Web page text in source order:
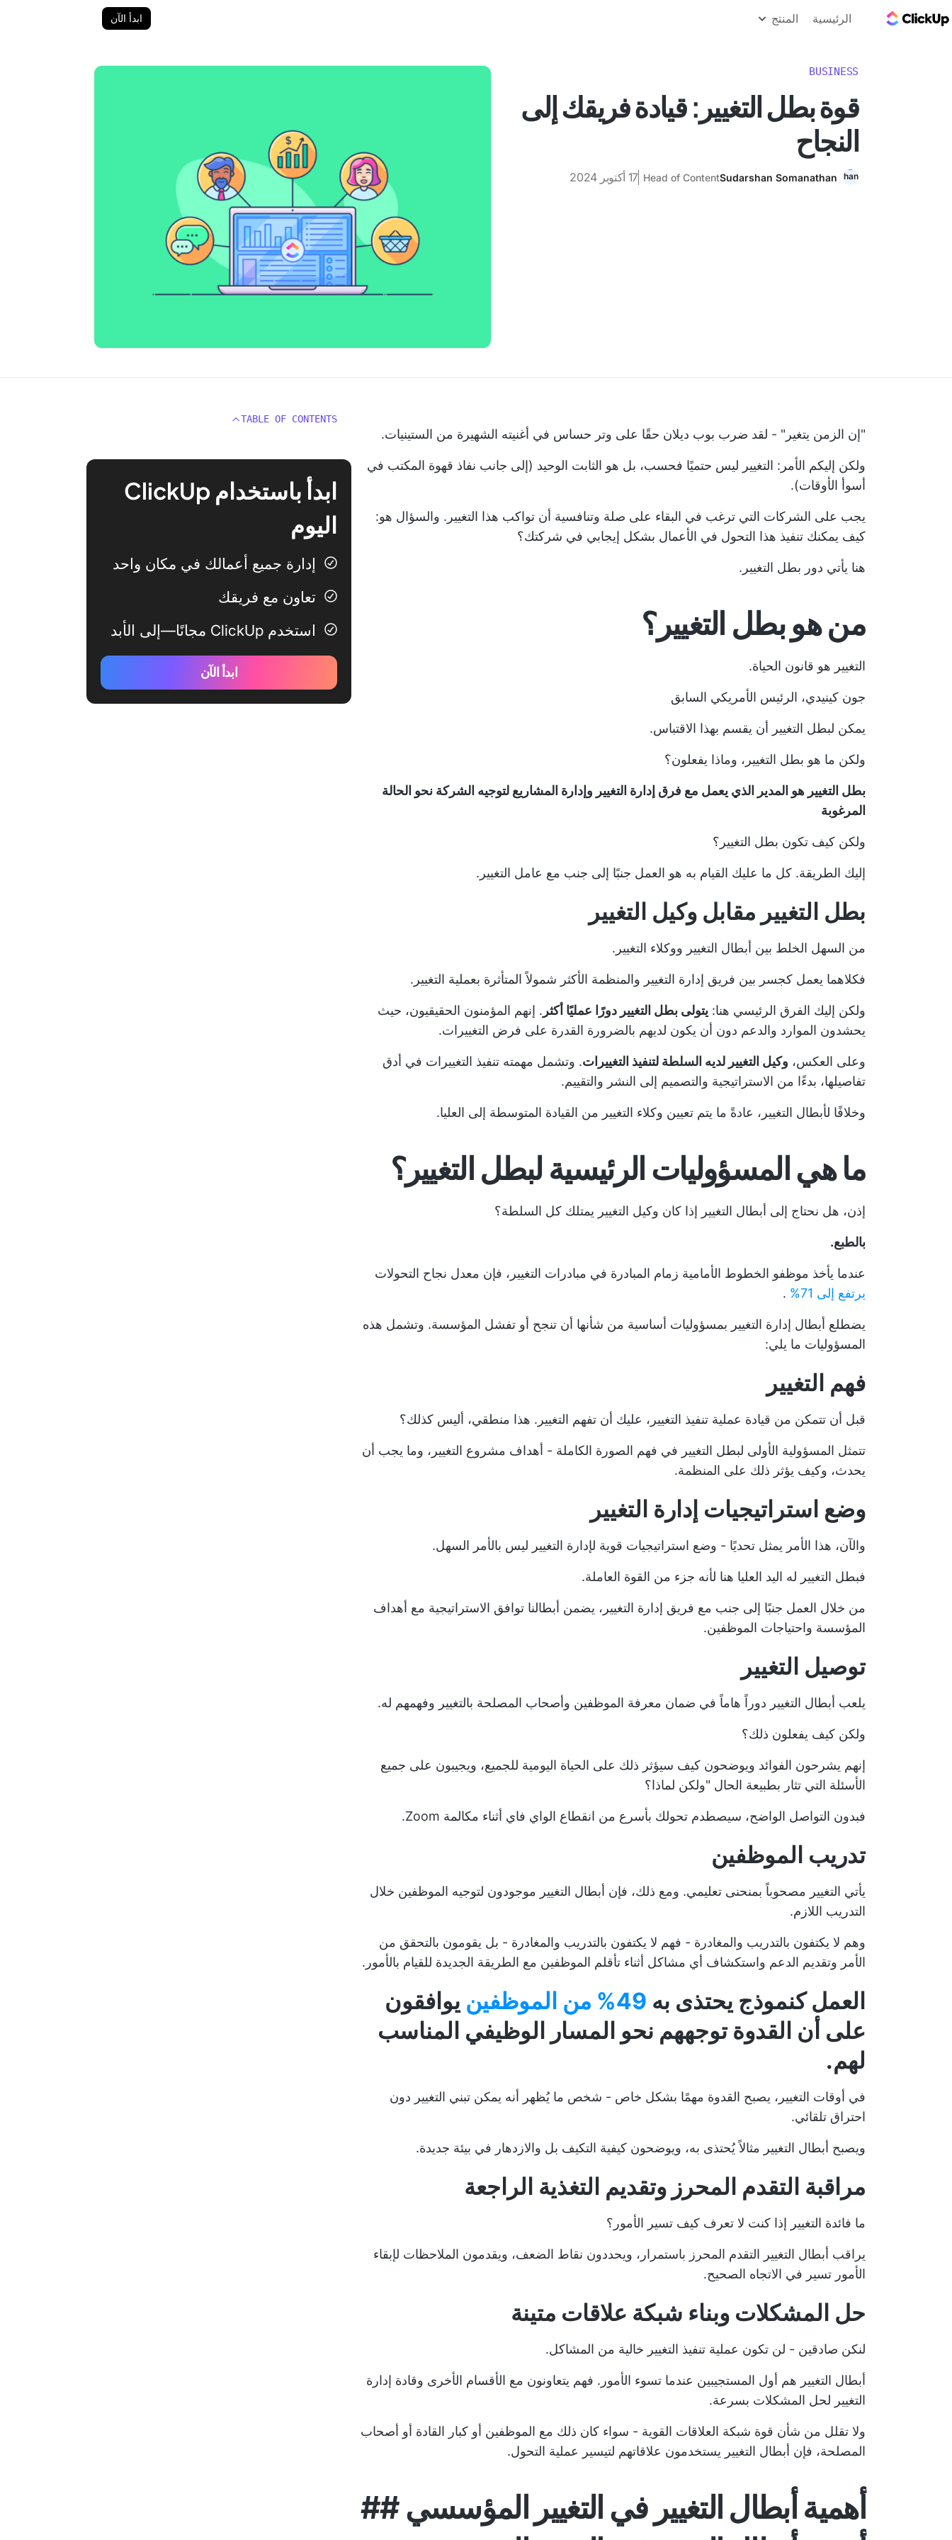
الرئيسية المنتج ابدأ الآن
BUSINESS
قوة بطل التغيير: قيادة فريقك إلى
النجاح
Sudarshan Somanathan
Head of Content 17 أكتوبر 2024
"إن الزمن يتغير" - لقد ضرب بوب ديلان حقًا على وتر حساس في أغنيته الشهيرة من الستينيات.
ولكن إليكم الأمر: التغيير ليس حتميًا فحسب، بل هو الثابت الوحيد (إلى جانب نفاذ قهوة المكتب في
أسوأ الأوقات).
يجب على الشركات التي ترغب في البقاء على صلة وتنافسية أن تواكب هذا التغيير. والسؤال هو:
كيف يمكنك تنفيذ هذا التحول في الأعمال بشكل إيجابي في شركتك؟
هنا يأتي دور بطل التغيير.
من هو بطل التغيير؟
التغيير هو قانون الحياة.
جون كينيدي، الرئيس الأمريكي السابق
يمكن لبطل التغيير أن يقسم بهذا الاقتباس.
ولكن ما هو بطل التغيير، وماذا يفعلون؟
بطل التغيير هو المدير الذي يعمل مع فرق إدارة التغيير وإدارة المشاريع لتوجيه الشركة نحو الحالة
المرغوبة
ولكن كيف تكون بطل التغيير؟
إليك الطريقة. كل ما عليك القيام به هو العمل جنبًا إلى جنب مع عامل التغيير.
بطل التغيير مقابل وكيل التغيير
من السهل الخلط بين أبطال التغيير ووكلاء التغيير.
فكلاهما يعمل كجسر بين فريق إدارة التغيير والمنظمة الأكثر شمولاً المتأثرة بعملية التغيير.
ولكن إليك الفرق الرئيسي هنا: يتولى بطل التغيير دورًا عمليًا أكثر . إنهم المؤمنون الحقيقيون، حيث
يحشدون الموارد والدعم دون أن يكون لديهم بالضرورة القدرة على فرض التغييرات.
وعلى العكس، وكيل التغيير لديه السلطة لتنفيذ التغييرات. وتشمل مهمته تنفيذ التغييرات في أدق
تفاصيلها، بدءًا من الاستراتيجية والتصميم إلى النشر والتقييم.
وخلافًا لأبطال التغيير، عادةً ما يتم تعيين وكلاء التغيير من القيادة المتوسطة إلى العليا.
ما هي المسؤوليات الرئيسية لبطل التغيير؟
إذن، هل نحتاج إلى أبطال التغيير إذا كان وكيل التغيير يمتلك كل السلطة؟
بالطبع.
عندما يأخذ موظفو الخطوط الأمامية زمام المبادرة في مبادرات التغيير، فإن معدل نجاح التحولات
يرتفع إلى 71%
.
يضطلع أبطال إدارة التغيير بمسؤوليات أساسية من شأنها أن تنجح أو تفشل المؤسسة. وتشمل هذه
المسؤوليات ما يلي:
فهم التغيير
قبل أن تتمكن من قيادة عملية تنفيذ التغيير، عليك أن تفهم التغيير. هذا منطقي، أليس كذلك؟
تتمثل المسؤولية الأولى لبطل التغيير في فهم الصورة الكاملة - أهداف مشروع التغيير، وما يجب أن
يحدث، وكيف يؤثر ذلك على المنظمة.
وضع استراتيجيات إدارة التغيير
والآن، هذا الأمر يمثل تحديًا - وضع استراتيجيات قوية لإدارة التغيير ليس بالأمر السهل.
فبطل التغيير له اليد العليا هنا لأنه جزء من القوة العاملة.
من خلال العمل جنبًا إلى جنب مع فريق إدارة التغيير، يضمن أبطالنا توافق الاستراتيجية مع أهداف
المؤسسة واحتياجات الموظفين.
توصيل التغيير
يلعب أبطال التغيير دوراً هاماً في ضمان معرفة الموظفين وأصحاب المصلحة بالتغيير وفهمهم له.
ولكن كيف يفعلون ذلك؟
إنهم يشرحون الفوائد ويوضحون كيف سيؤثر ذلك على الحياة اليومية للجميع، ويجيبون على جميع
الأسئلة التي تثار بطبيعة الحال "ولكن لماذا؟
فبدون التواصل الواضح، سيصطدم تحولك بأسرع من انقطاع الواي فاي أثناء مكالمة Zoom.
تدريب الموظفين
يأتي التغيير مصحوباً بمنحنى تعليمي. ومع ذلك، فإن أبطال التغيير موجودون لتوجيه الموظفين خلال
التدريب اللازم.
وهم لا يكتفون بالتدريب والمغادرة - فهم لا يكتفون بالتدريب والمغادرة - بل يقومون بالتحقق من
الأمر وتقديم الدعم واستكشاف أي مشاكل أثناء تأقلم الموظفين مع الطريقة الجديدة للقيام بالأمور.
العمل كنموذج يحتذى به 49% من الموظفين
يوافقون
على أن القدوة توجههم نحو المسار الوظيفي المناسب
لهم.
في أوقات التغيير، يصبح القدوة مهمًا بشكل خاص - شخص ما يُظهر أنه يمكن تبني التغيير دون
احتراق تلقائي.
ويصبح أبطال التغيير مثالاً يُحتذى به، ويوضحون كيفية التكيف بل والازدهار في بيئة جديدة.
مراقبة التقدم المحرز وتقديم التغذية الراجعة
ما فائدة التغيير إذا كنت لا تعرف كيف تسير الأمور؟
يراقب أبطال التغيير التقدم المحرز باستمرار، ويحددون نقاط الضعف، ويقدمون الملاحظات لإبقاء
الأمور تسير في الاتجاه الصحيح.
حل المشكلات وبناء شبكة علاقات متينة
لنكن صادقين - لن تكون عملية تنفيذ التغيير خالية من المشاكل.
أبطال التغيير هم أول المستجيبين عندما تسوء الأمور. فهم يتعاونون مع الأقسام الأخرى وقادة إدارة
التغيير لحل المشكلات بسرعة.
ولا تقلل من شأن قوة شبكة العلاقات القوية - سواء كان ذلك مع الموظفين أو كبار القادة أو أصحاب
المصلحة، فإن أبطال التغيير يستخدمون علاقاتهم لتيسير عملية التحول.
أهمية أبطال التغيير في التغيير المؤسسي ##
TABLE OF CONTENTS
ابدأ باستخدام ClickUp
اليوم
إدارة جميع أعمالك في مكان واحد
تعاون مع فريقك
استخدم ClickUp مجانًا—إلى الأبد
ابدأ الآن